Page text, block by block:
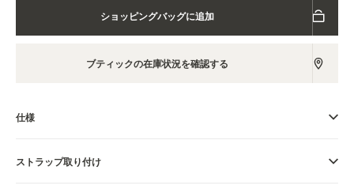
レベルソ・ストーリー
THE SOUND MAKER（サウンドメーカー）
イベントの一覧はこちら
ショッピングバッグに追加
ブティックの在庫状況を確認する
仕様
ストラップ取り付け